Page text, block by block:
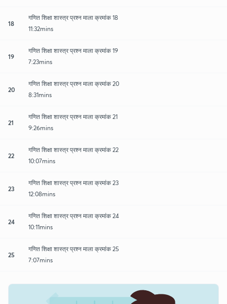
18
गणित शिक्षा शास्त्र प्रश्न माला क्रमांक 18
11:32mins
19
गणित शिक्षा शास्त्र प्रश्न माला क्रमांक 19
7:23mins
20
गणित शिक्षा शास्त्र प्रश्न माला क्रमांक 20
8:31mins
21
गणित शिक्षा शास्त्र प्रश्न माला क्रमांक 21
9:26mins
22
गणित शिक्षा शास्त्र प्रश्न माला क्रमांक 22
10:07mins
23
गणित शिक्षा शास्त्र प्रश्न माला क्रमांक 23
12:08mins
24
गणित शिक्षा शास्त्र प्रश्न माला क्रमांक 24
10:11mins
25
गणित शिक्षा शास्त्र प्रश्न माला क्रमांक 25
7:07mins